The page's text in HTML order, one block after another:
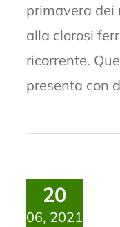
primavera
alla clorosi
ricorrente.
presenta con
20
06, 2021